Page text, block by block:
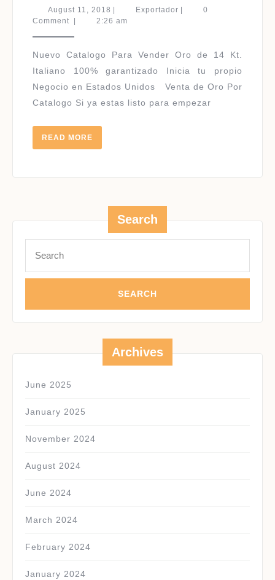
2019
August 11, 2018 August
11,
ExportadorExportador
0
Comment
2:26 am
Nuevo Catalogo Para Vender Oro de 14 Kt.
Italiano 100% garantizado Inicia tu propio
Negocio en Estados Unidos Venta de Oro Por
Catalogo Si ya estas listo para empezar
READ MORE
MORE
Search
for:
Archives
June 2025
January 2025
November 2024
August 2024
June 2024
March 2024
February 2024
January 2024